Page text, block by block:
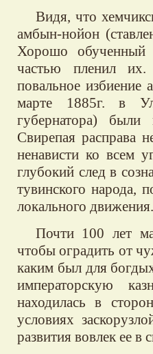
Видя, что
амбын-нойон
Хорошо обученный
частью пленил их.
повальное
марте 1885г. в
губернатора) были
Свирепая расправа
ненависти ко всем
глубокий след в
тувинского народа,
локального движения.
Почти 100 лет
чтобы оградить от
каким был для
императорскую
находилась в
условиях
развития вовлек ее в